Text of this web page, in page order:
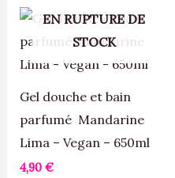
EN RUPTURE DE
STOCK
Gel douche et bain
parfumé Mandarine
Lima – Vegan – 650ml
4,90 €